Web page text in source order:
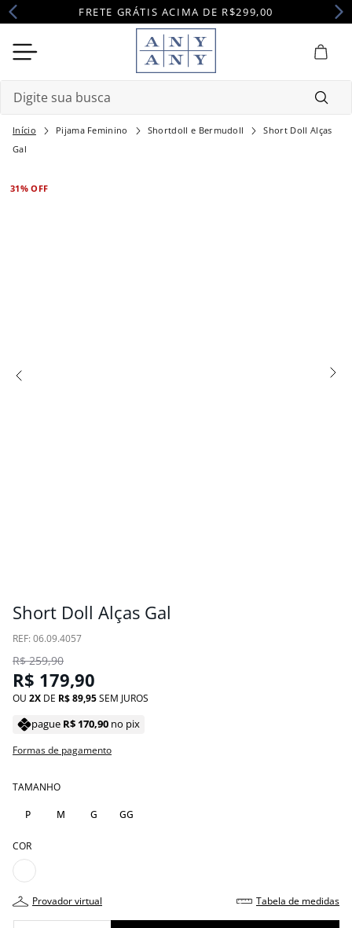
FRETE GRÁTIS ACIMA DE R$299,00
Pijama Feminino Shortdoll e Bermudoll
Short Doll Alças
Gal
31%OFF
Short Doll Alças Gal
: 06.09.4057
R$ 259,90
R$ 179,90
OU 2 DE R$89,95SEM JUROS
pague R$ 170,90 no pix
Formas de pagamento
TAMANHO
P M G GG
COR
provador virtual tabela de medidas
Termos mais buscados
2º pijama